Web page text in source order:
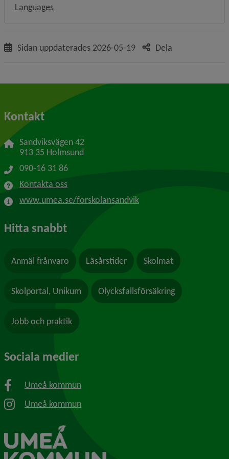
Languages
Sidan uppdaterades 2026-05-19 Dela
Kontakt
Sandviksvägen 42
913 35 Holmsund
090-16 31 86
Kontakta oss
www.umea.se/forskolansandvik
Hitta snabbt
Anmäl frånvaro Läsårstider Skolmat
Skolportal, Unikum Olycksfallsförsäkring
Jobb och praktik
Sociala medier
Umeå kommun
Umeå kommun